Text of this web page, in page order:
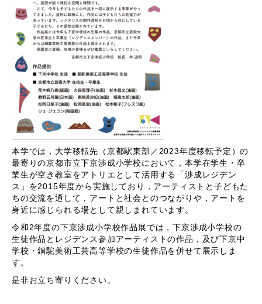
本学では，大学移転先（京都駅東部／2023年度移転予定）の
最寄りの京都市立下京渉成小学校において，本学在学生・卒
業生が空き教室をアトリエとして活用する「渉成レジデン
ス」を2015年度から実施しており，アーティストと子どもた
ちの交流を通して，アートと社会とのつながりや，アートを
身近に感じられる場として親しまれています。
令和2年度の下京渉成小学校作品展では，下京渉成小学校の
生徒作品とレジデンス参加アーティストの作品，及び下京中
学校・銅駝美術工芸高等学校の生徒作品を併せて展示しま
す。
是非お立ち寄りください。